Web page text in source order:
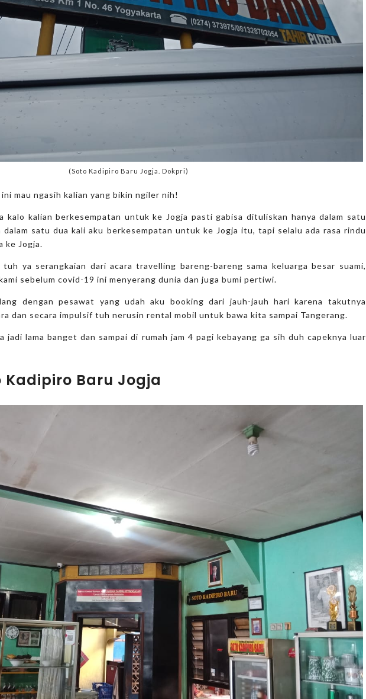
(Soto Kadipiro Baru Jogja. Dokpri)
mau ngasih kalian yang bikin ngiler nih!
kalo kalian berkesempatan untuk ke Jogja pasti gabisa dituliskan hanya dalam satu
dalam satu dua kali aku berkesempatan untuk ke Jogja itu, tapi selalu ada rasa rindu
ke Jogja.
ya serangkaian dari acara travelling bareng-bareng sama keluarga besar suami,
sebelum covid-19 ini menyerang dunia dan juga bumi pertiwi.
dengan pesawat yang udah aku booking dari jauh-jauh hari karena takutnya
dan secara impulsif tuh nerusin rental mobil untuk bawa kita sampai Tangerang.
jadi lama banget dan sampai di rumah jam 4 pagi kebayang ga sih duh capeknya luar
Kadipiro Baru Jogja